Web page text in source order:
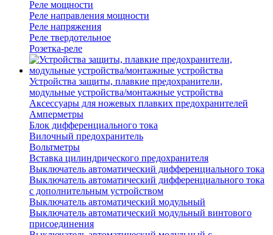
Реле мощности
Реле направления мощности
Реле напряжения
Реле твердотельное
Розетка-реле
Устройства защиты, плавкие предохранители,
модульные устройства/монтажные устройства
Аксессуары для ножевых плавких предохранителей
Амперметры
Блок дифференциального тока
Вилочный предохранитель
Вольтметры
Вставка цилиндрического предохранителя
Выключатель автоматический дифференциального тока
Выключатель автоматический дифференциального тока
с дополнительным устройством
Выключатель автоматический модульный
Выключатель автоматический модульный винтового
присоединения